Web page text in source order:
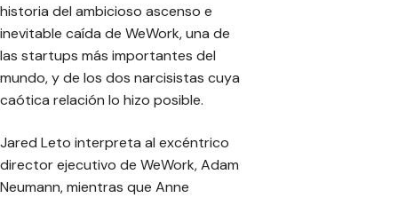
historia del ambicioso ascenso e
inevitable caída de WeWork, una de
las startups más importantes del
mundo, y de los dos narcisistas cuya
caótica relación lo hizo posible.
Jared Leto interpreta al excéntrico
director ejecutivo de WeWork, Adam
Neumann, mientras que Anne